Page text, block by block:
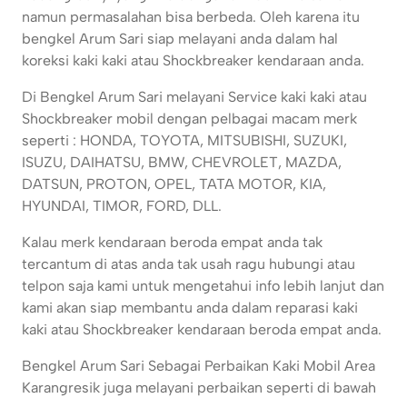
namun permasalahan bisa berbeda. Oleh karena itu
bengkel Arum Sari siap melayani anda dalam hal
koreksi kaki kaki atau Shockbreaker kendaraan anda.
Di Bengkel Arum Sari melayani Service kaki kaki atau
Shockbreaker mobil dengan pelbagai macam merk
seperti : HONDA, TOYOTA, MITSUBISHI, SUZUKI,
ISUZU, DAIHATSU, BMW, CHEVROLET, MAZDA,
DATSUN, PROTON, OPEL, TATA MOTOR, KIA,
HYUNDAI, TIMOR, FORD, DLL.
Kalau merk kendaraan beroda empat anda tak
tercantum di atas anda tak usah ragu hubungi atau
telpon saja kami untuk mengetahui info lebih lanjut dan
kami akan siap membantu anda dalam reparasi kaki
kaki atau Shockbreaker kendaraan beroda empat anda.
Bengkel Arum Sari Sebagai Perbaikan Kaki Mobil Area
Karangresik juga melayani perbaikan seperti di bawah